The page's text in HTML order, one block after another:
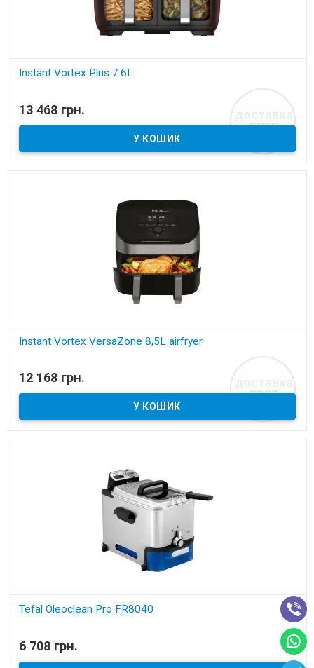
Instant Vortex Plus 7.6L
аерофритюрниця з двома кошиками
13 468 грн.
доставка
FREE
Instant Vortex VersaZone 8,5L airfryer
12 168 грн.
доставка
FREE
Tefal Oleoclean Pro FR8040
фритюрниця з автоматичною фільтрацією олії
6 708 грн.